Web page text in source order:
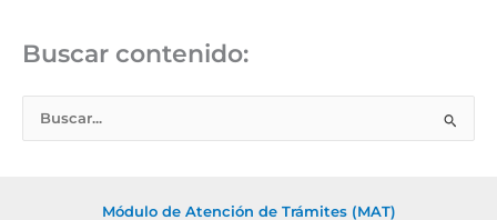
Buscar contenido:
Módulo de Atención de Trámites (MAT)